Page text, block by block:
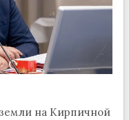
земли на Кирпичной